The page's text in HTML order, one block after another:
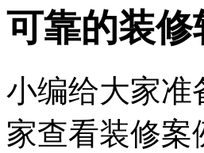
可靠的装
小编给大家准
家查看装修案